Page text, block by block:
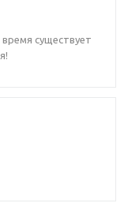
существует